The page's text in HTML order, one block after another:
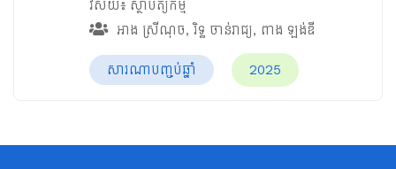
វិស័យ៖ ស្ថាបត្យកម្ម
អាង ស្រីណុច,រិទ្ធ ចាន់រាជ្យ, ពាង ឡង់ឌី
សារណាបញ្ចប់ឆ្នាំ 2025